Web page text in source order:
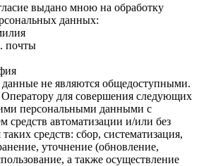
выдано мною на обработку
данных:
почты
не являются общедоступными.
Оператору для совершения следующих
персональными данными с
средств автоматизации и/или без
средств: сбор, систематизация,
уточнение (обновление,
а также осуществление